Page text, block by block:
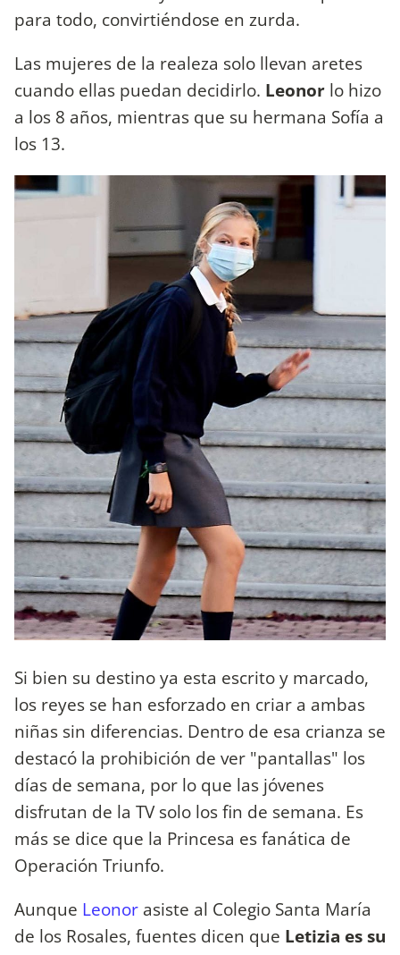
para todo, convirtiéndose en zurda.
Las mujeres de la realeza solo llevan aretes
cuando ellas puedan decidirlo. Leonor lo hizo
a los 8 años, mientras que su hermana Sofía a
los 13.
Si bien su destino ya esta escrito y marcado,
los reyes se han esforzado en criar a ambas
niñas sin diferencias. Dentro de esa crianza se
destacó la prohibición de ver "pantallas" los
días de semana, por lo que las jóvenes
disfrutan de la TV solo los fin de semana. Es
más se dice que la Princesa es fanática de
Operación Triunfo.
Aunque Leonor asiste al Colegio Santa María
de los Rosales, fuentes dicen que Letizia es su